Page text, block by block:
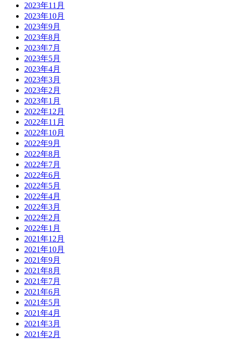
2023年11月
2023年10月
2023年9月
2023年8月
2023年7月
2023年5月
2023年4月
2023年3月
2023年2月
2023年1月
2022年12月
2022年11月
2022年10月
2022年9月
2022年8月
2022年7月
2022年6月
2022年5月
2022年4月
2022年3月
2022年2月
2022年1月
2021年12月
2021年10月
2021年9月
2021年8月
2021年7月
2021年6月
2021年5月
2021年4月
2021年3月
2021年2月